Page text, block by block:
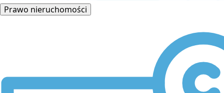
Prawo nieruchomości